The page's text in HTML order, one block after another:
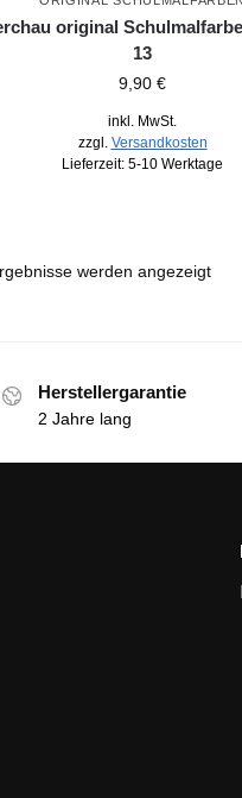
original
13
9,90 €
inkl. MwSt.
zzgl. Versandkosten
Lieferzeit: 5-10 Werktage
werden angezeigt
Herstellergarantie
2 Jahre lang